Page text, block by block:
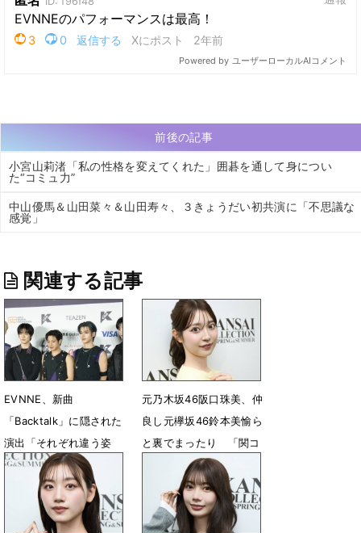
前後の記事
小宮山莉渚「私の性格を変えてくれた」囲碁を通して身につい
た“コミュ力”
中山優馬＆山田菜々＆山田寿々、３きょうだい初共演に「不思議な
感覚」
関連する記事
EVNNE、新曲
「Backtalk」に隠された
演出「それぞれ違う姿
が」ステージ裏インタビ
5月9日 16時15分
元乃木坂46阪口珠美、仲
良し元欅坂46鈴本美愉ら
と裏でまったり 「関コ
レ」でランウェイ
4月13日 06時56分